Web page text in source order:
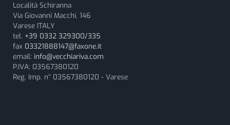
Località Schiranna
Via Giovanni Macchi, 146
Varese ITALY
tel. +39 0332 329300/335
fax 03321888147@faxone.it
email: info@vecchiariva.com
P.IVA: 03567380120
Reg. Imp. n° 03567380120 - Varese